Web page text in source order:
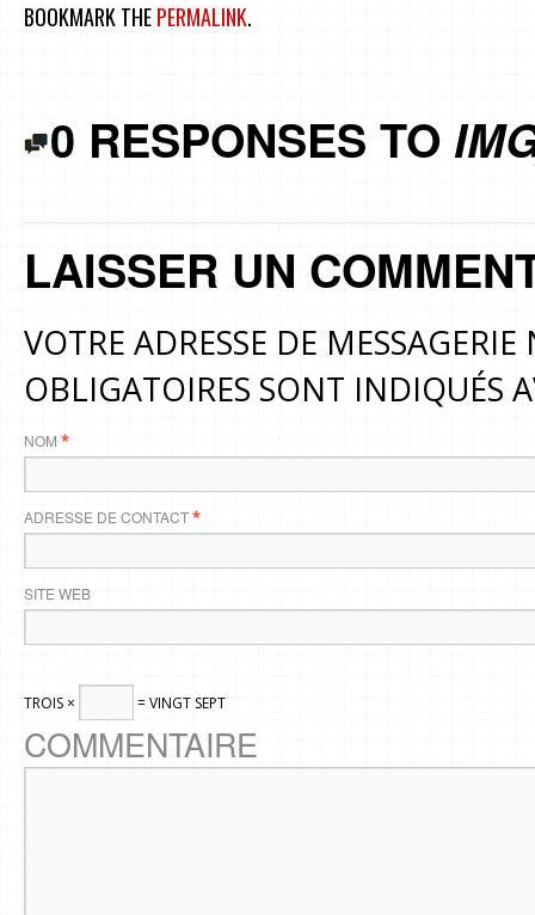
BOOKMARK THEPERMALINK.
0 RESPONSES TO
LAISSER UN
VOTRE ADRESSE DE
OBLIGATOIRES SONT INDIQUÉS
NOM *
ADRESSE DE CONTACT*
SITE WEB
TROIS × = VINGT SEPT
COMMENTAIRE